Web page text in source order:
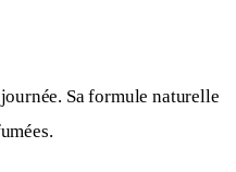
Sa formule naturelle